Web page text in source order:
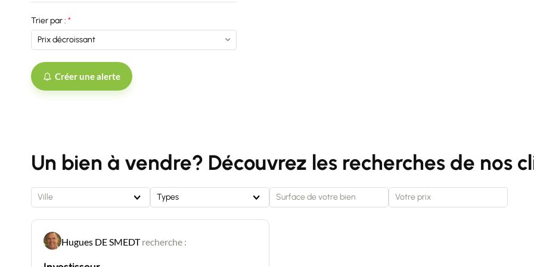
Trier par :
Créer une alerte
Un bien à vendre? Découvrez les recherches de nos
Ville Types
Hugues DE SMEDTrecherche :